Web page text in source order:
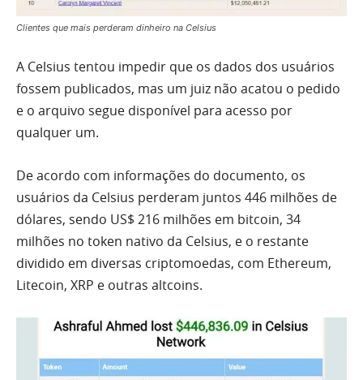
Clientes que mais perderam dinheiro na Celsius
A Celsius tentou impedir que os dados dos usuários
fossem publicados, mas um juiz não acatou o pedido
e o arquivo segue disponível para acesso por
qualquer um.
De acordo com informações do documento, os
usuários da Celsius perderam juntos 446 milhões de
dólares, sendo US$ 216 milhões em bitcoin, 34
milhões no token nativo da Celsius, e o restante
dividido em diversas criptomoedas, com Ethereum,
Litecoin, XRP e outras altcoins.